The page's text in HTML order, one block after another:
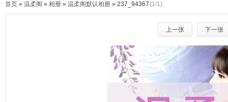
首页 » 温柔阁 » 相册 » 温柔阁默认相册 » 237_94367(1/1)
上一张 下一张